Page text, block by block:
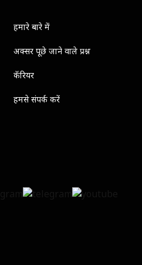
हमारे बारे में
अक्सर पूछे जाने वाले प्रश्न
कॅरियर
हमसे संपर्क करें